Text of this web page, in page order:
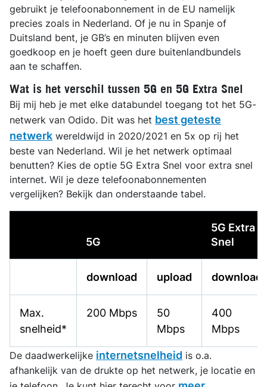
gebruikt je telefoonabonnement in de EU namelijk
precies zoals in Nederland. Of je nu in Spanje of
Duitsland bent, je GB’s en minuten blijven even
goedkoop en je hoeft geen dure buitenlandbundels
aan te schaffen.
Wat is het verschil tussen 5G en 5G Extra Snel
Bij mij heb je met elke databundel toegang tot het 5G-
netwerk van Odido. Dit was het best geteste
netwerk wereldwijd in 2020/2021 en 5x op rij het
beste van Nederland. Wil je het netwerk optimaal
benutten? Kies de optie 5G Extra Snel voor extra snel
internet. Wil je deze telefoonabonnementen
vergelijken? Bekijk dan onderstaande tabel.
5G
5G Extra
Snel
download upload download
Max.
snelheid*
200 Mbps
50
Mbps
400
Mbps
De daadwerkelijke internetsnelheid is o.a.
afhankelijk van de drukte op het netwerk, je locatie en